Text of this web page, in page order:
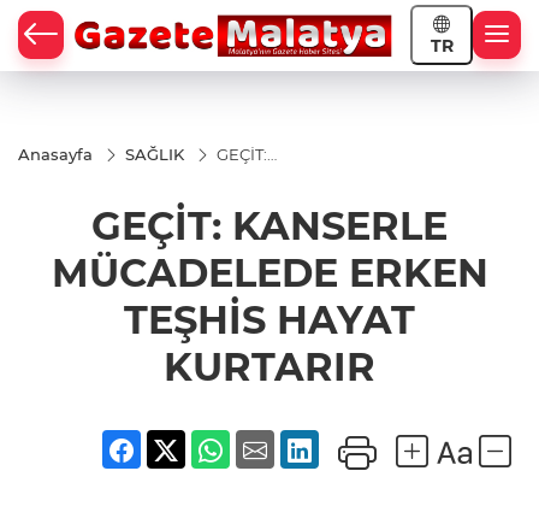
TR
Anasayfa SAĞLIK
GEÇİT:
ERKEN TEŞHİS
HAYAT
GEÇİT: KANSERLE
MÜCADELEDE ERKEN
TEŞHİS HAYAT
KURTARIR